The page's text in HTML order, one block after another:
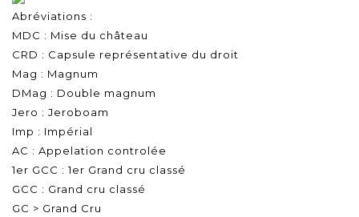
Abréviations :
MDC : Mise du château
CRD : Capsule représentative du droit
Mag : Magnum
DMag : Double magnum
Jero : Jeroboam
Imp : Impérial
AC : Appelation controlée
1er GCC : 1er Grand cru classé
GCC : Grand cru classé
GC > Grand Cru